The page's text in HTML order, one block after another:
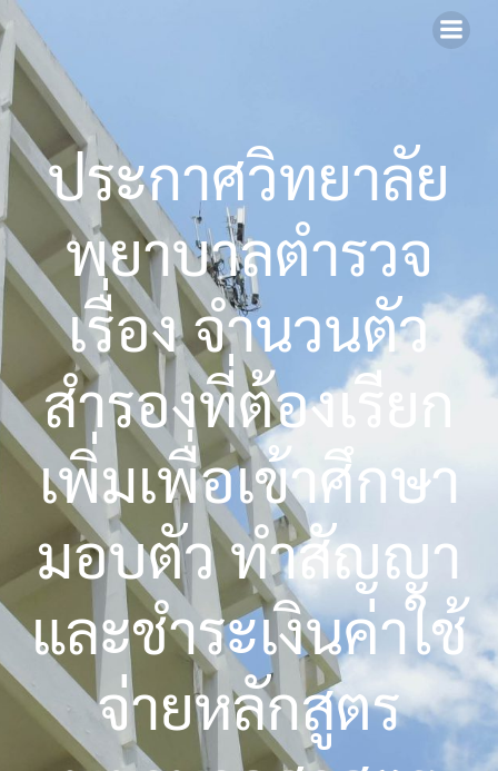
ประกาศวิทยาลัย
พยาบาลตำรวจ
เรื่อง จำนวนตัว
สำรองที่ต้องเรียก
เพิ่มเพื่อเข้าศึกษา
มอบตัว ทำสัญญา
และชำระเงินค่าใช้
จ่ายหลักสูตร